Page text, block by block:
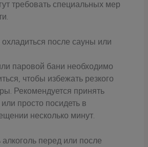
требовать специальных мер
после сауны или
паровой бани необходимо
чтобы избежать резкого
Рекомендуется принять
просто посидеть в
несколько минут.
перед или после